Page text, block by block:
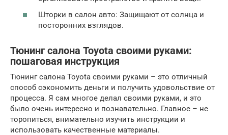
Шторки в салон авто: Защищают от солнца и
посторонних взглядов.
Тюнинг салона Toyota своими руками:
пошаговая инструкция
Тюнинг салона Toyota своими руками – это отличный
способ сэкономить деньги и получить удовольствие от
процесса. Я сам многое делал своими руками, и это
было очень интересно и познавательно. Главное – не
торопиться, внимательно изучить инструкции и
использовать качественные материалы.